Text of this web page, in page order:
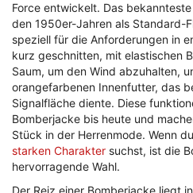
Force entwickelt. Das
den 1950er-Jahren als Standard-
speziell für die Anforderungen in
kurz geschnitten, mit elastischen
Saum, um den Wind abzuhalten,
orangefarbenen Innenfutter, das
Signalfläche diente. Diese
Bomberjacke bis heute und
Stück in der Herrenmode. Wenn
starken Charakter suchst, ist die
hervorragende Wahl.